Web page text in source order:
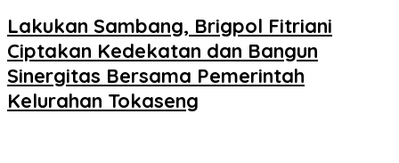
Lakukan Sambang, Brigpol Fitriani
Ciptakan Kedekatan dan Bangun
Sinergitas Bersama Pemerintah
Kelurahan Tokaseng